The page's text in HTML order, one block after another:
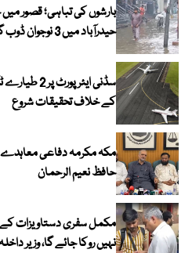
حیدرآباد میں 3 نوجوان ڈوب گئے
سڈنی
کے خلاف تحقیقات شروع
مکہ مکرمہ دفاعی معاہدے
حافظ نعیم الرحمان
مکمل سفری دستاویزات کے
نہیں روکا جائے گا، وزیر